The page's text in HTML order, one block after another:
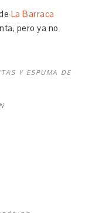
La Barraca
pero ya no
Y ESPUMA DE